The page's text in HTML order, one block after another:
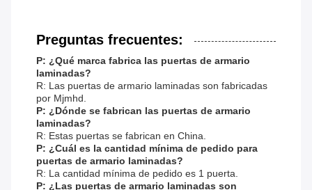
Preguntas frecuentes:
P: ¿Qué marca fabrica las puertas de armario
laminadas?
R: Las puertas de armario laminadas son fabricadas
por Mjmhd.
P: ¿Dónde se fabrican las puertas de armario
laminadas?
R: Estas puertas se fabrican en China.
P: ¿Cuál es la cantidad mínima de pedido para
puertas de armario laminadas?
R: La cantidad mínima de pedido es 1 puerta.
P: ¿Las puertas de armario laminadas son